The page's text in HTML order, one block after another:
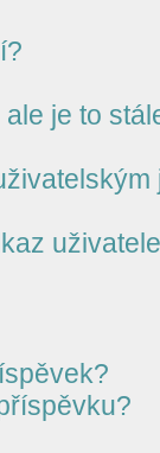
je to